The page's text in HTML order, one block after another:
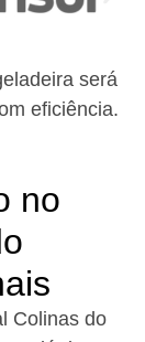
será
eficiência.
no
Colinas do